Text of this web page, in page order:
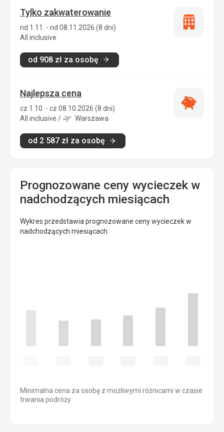
Tylko zakwaterowanie
nd 1.11. - nd 08.11.2026 (8 dni)
All inclusive
od 908 zł za osobę
Tylko
Najlepsza cena
cz 1.10. - cz 08.10.2026 (8 dni)
All inclusive / Warszawa
od 2 587 zł za osobę
Najlepsza
Prognozowane ceny wycieczek w
nadchodzących miesiącach
Wykres przedstawia prognozowane ceny wycieczek w
nadchodzących miesiącach
Minimalna cena za osobę z możliwymi różnicami w czasie
trwania podróży